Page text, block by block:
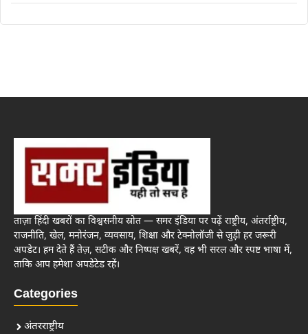
ताज़ा हिंदी खबरों का विश्वसनीय स्रोत — समर इंडिया पर पढ़ें राष्ट्रीय, अंतर्राष्ट्रीय,
राजनीति, खेल, मनोरंजन, व्यवसाय, शिक्षा और टेक्नोलॉजी से जुड़ी हर जरूरी
अपडेट। हम देते हैं तेज़, सटीक और निष्पक्ष खबरें, वह भी सरल और स्पष्ट भाषा में,
ताकि आप हमेशा अपडेटेड रहें।
Categories
अंतरराष्ट्रीय